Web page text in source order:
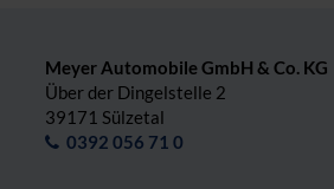
Meyer Automobile GmbH & Co. KG
Über der Dingelstelle 2
39171 Sülzetal
0392 056 71 0